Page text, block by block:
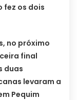
fez os dois
no próximo
final
duas
levaram a
Pequim